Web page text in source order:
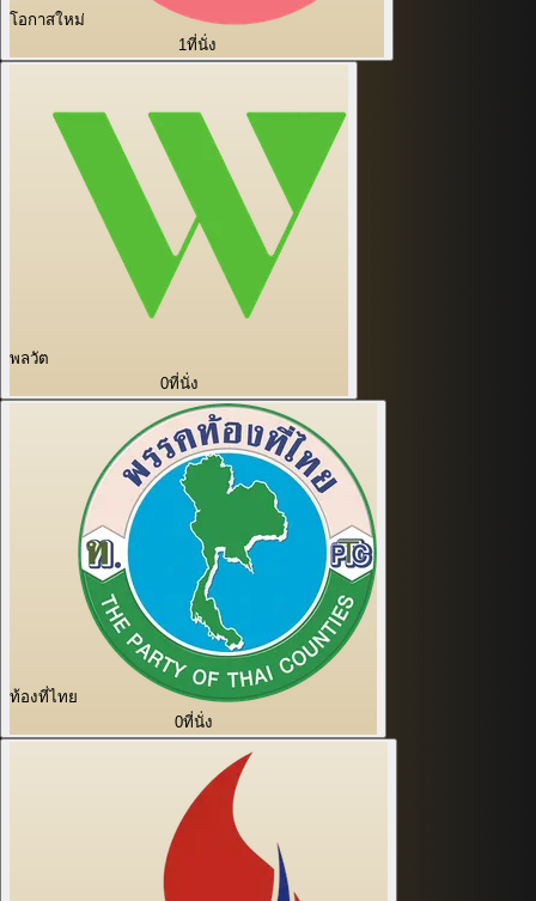
โอกาสใหม่
1ที่นั่ง
พลวัต
0ที่นั่ง
ท้องที่ไทย
0ที่นั่ง